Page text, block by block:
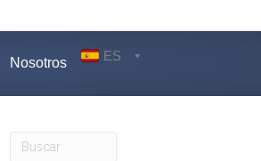
Nosotros ES